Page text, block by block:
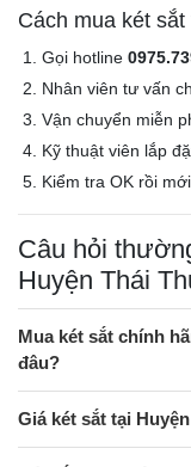
Cách mua két
Gọi hotline
Nhân viên tư vấn
Vận chuyển miễn
Kỹ thuật viên lắp
Kiểm tra OK rồi
Câu hỏi
Huyện Thái
Mua két sắt chính
đâu?
Giá két sắt tại